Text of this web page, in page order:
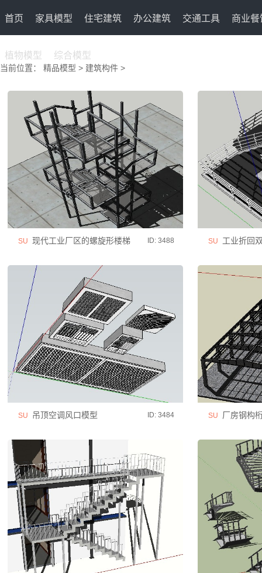
首页 家具模型 住宅建筑 办公建筑 交通工具 商业餐
植物模型 综合模型
当前位置： 精品模型 > 建筑构件 >
SU 现代工业厂区的螺旋形楼梯 ID: 3488 SU 工业折回
SU 吊顶空调风口模型 ID: 3484 SU 厂房钢构